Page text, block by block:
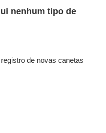
nenhum tipo de
de novas canetas